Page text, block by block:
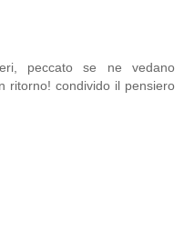
peccato se ne vedano
ritorno! condivido il pensiero